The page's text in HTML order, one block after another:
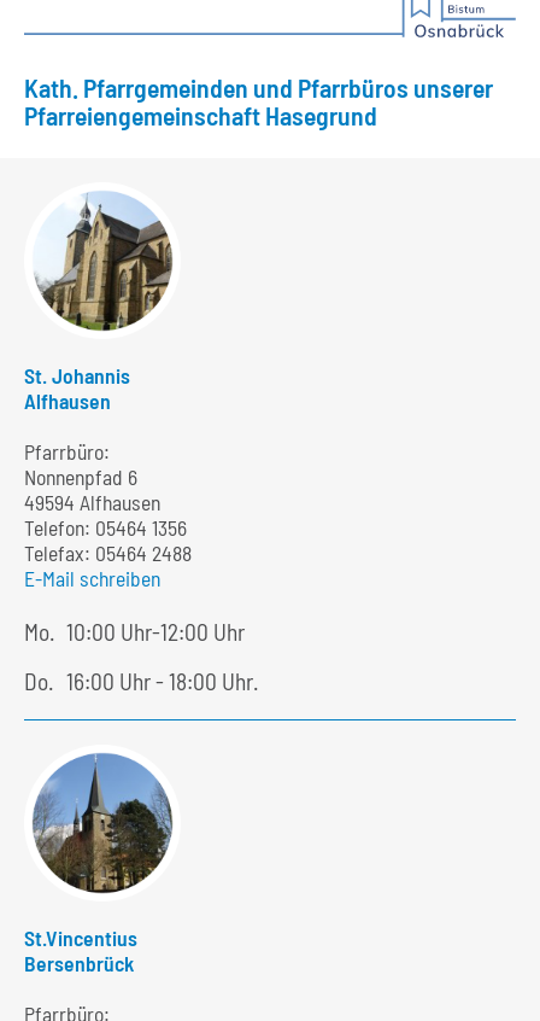
Kath. Pfarrgemeinden und Pfarrbüros unserer
Pfarreiengemeinschaft Hasegrund
St. Johannis
Alfhausen
Pfarrbüro:
Nonnenpfad 6
49594 Alfhausen
Telefon: 05464 1356
Telefax: 05464 2488
E-Mail schreiben
Mo.
10:00 Uhr-12:00 Uhr
Do.
16:00 Uhr - 18:00 Uhr.
St.Vincentius
Bersenbrück
Pfarrbüro: